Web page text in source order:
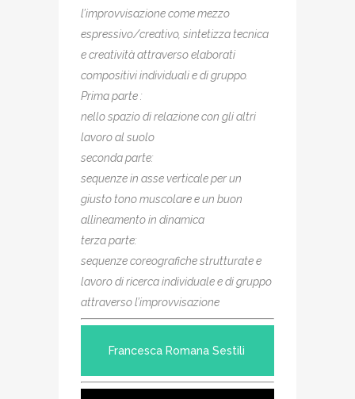
l’improvvisazione come mezzo
espressivo/creativo, sintetizza tecnica
e creatività attraverso elaborati
compositivi individuali e di gruppo.
Prima parte :
nello spazio di relazione con gli altri
lavoro al suolo
seconda parte:
sequenze in asse verticale per un
giusto tono muscolare e un buon
allineamento in dinamica
terza parte:
sequenze coreografiche strutturate e
lavoro di ricerca individuale e di gruppo
attraverso l’improvvisazione
Francesca Romana Sestili